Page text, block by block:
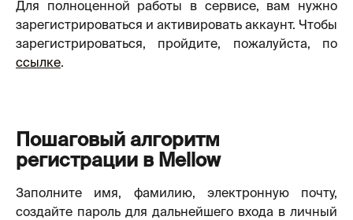
Для полноценной работы в сервисе, вам нужно
зарегистрироваться и активировать аккаунт. Чтобы
зарегистрироваться, пройдите, пожалуйста, по
ссылке.
Пошаговый алгоритм
регистрации в Mellow
Заполните имя, фамилию, электронную почту,
создайте пароль для дальнейшего входа в личный